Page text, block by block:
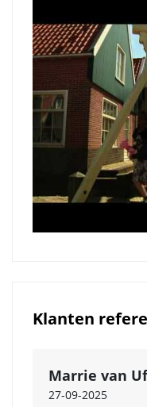
Klanten
Marrie van
27-09-2025